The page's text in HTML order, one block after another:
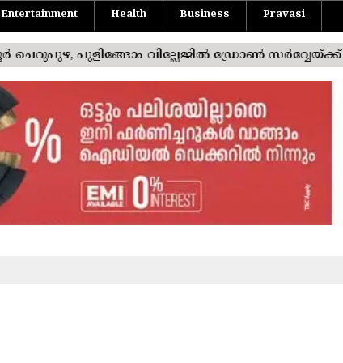
Entertainment Health Business Pravasi